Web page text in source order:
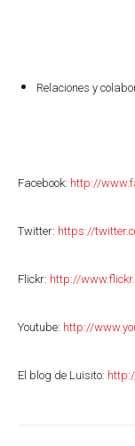
Relaciones y
Facebook: http://
Twitter: https://
Flickr: http://
Youtube: http://
El blog de Luisito: